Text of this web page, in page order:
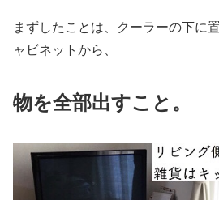
まずしたことは、クーラーの下に
ャビネットから、
物を全部出すこと。